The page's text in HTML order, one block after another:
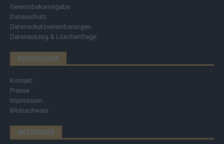
Gewinnbekanntgabe
Datenschutz
Datenschutzvereinbarungen
Datenauszug & Löschanfrage
RECHTLICHES
Kontakt
Presse
Impressum
Bildnachweis
MESSENGER